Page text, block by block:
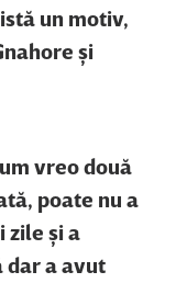
un motiv,
şi
vreo două
poate nu a
zile şi a
dar a avut